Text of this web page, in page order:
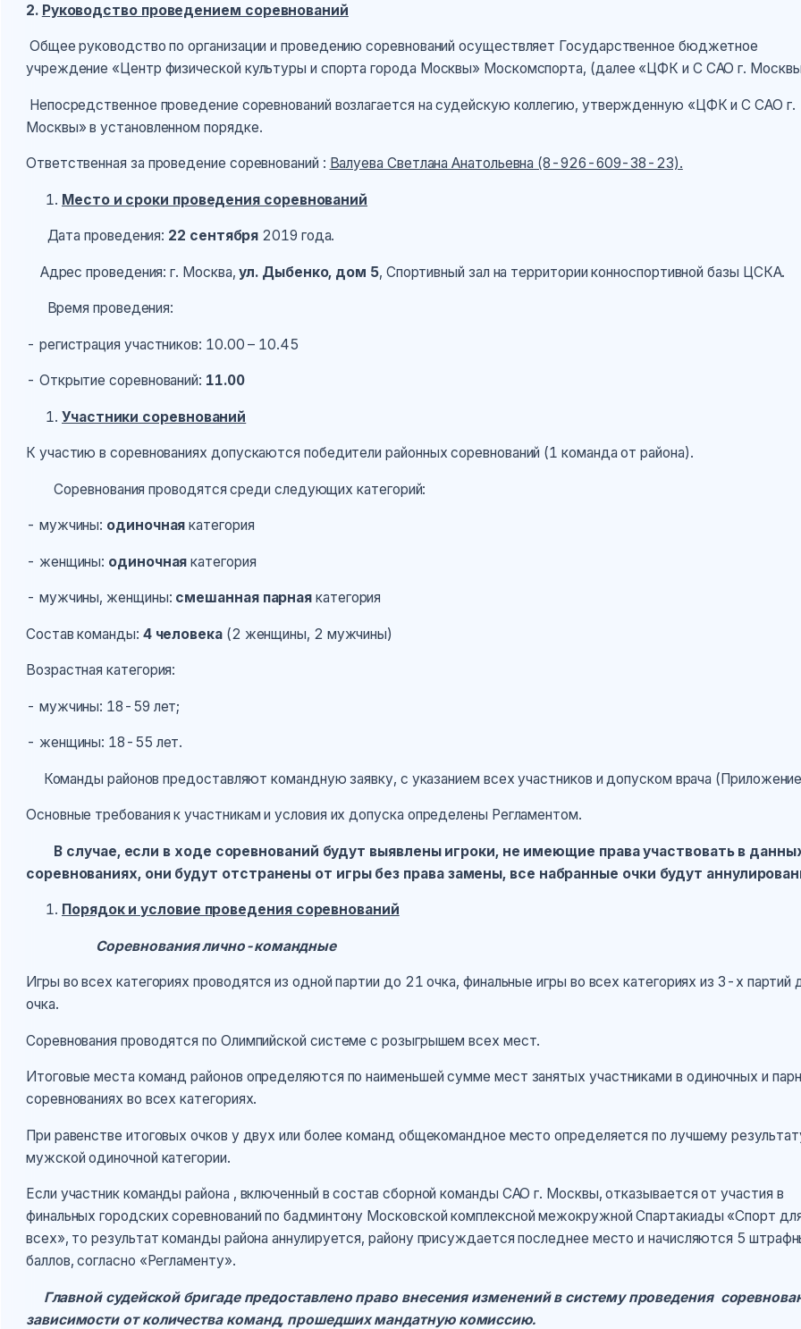
2. Руководство проведением соревнований
Общее руководство по организации и проведению соревнований осуществляет Государственное бюджетное
учреждение «Центр физической культуры и спорта города Москвы» Москомспорта, (далее «ЦФК и С САО г.
Непосредственное проведение соревнований возлагается на судейскую коллегию, утвержденную «ЦФК и С САО г.
Москвы» в установленном порядке.
Ответственная за проведение соревнований : Валуева Светлана Анатольевна (8-926-609-38-23).
Место и сроки проведения соревнований
Дата проведения: 22 сентября 2019 года.
Адрес проведения: г. Москва,ул. Дыбенко, дом 5, Спортивный зал на территории конноспортивной базы ЦСКА.
Время проведения:
- регистрация участников: 10.00 – 10.45
- Открытие соревнований: 11.00
Участники соревнований
К участию в соревнованиях допускаются победители районных соревнований (1 команда от района).
Соревнования проводятся среди следующих категорий:
- мужчины: одиночная категория
- женщины: одиночнаякатегория
- мужчины, женщины: смешанная парнаякатегория
Состав команды: 4 человека(2 женщины, 2 мужчины)
Возрастная категория:
- мужчины: 18-59 лет;
- женщины: 18-55 лет.
Команды районов предоставляют командную заявку, с указанием всех участников и допуском врача
Основные требования к участникам и условия их допуска определены Регламентом.
В случае, если в ходе соревнований будут выявлены игроки, не имеющие права участвовать в
соревнованиях, они будут отстранены от игры без права замены, все набранные очки будут
Порядок и условие проведения соревнований
Соревнования лично-командные
Игры во всех категориях проводятся из одной партии до 21 очка, финальные игры во всех категориях из 3-х партий
очка.
Соревнования проводятся по Олимпийской системе с розыгрышем всех мест.
Итоговые места команд районов определяются по наименьшей сумме мест занятых участниками в одиночных и
соревнованиях во всех категориях.
При равенстве итоговых очков у двух или более команд общекомандное место определяется по лучшему
мужской одиночной категории.
Если участник команды района , включенный в состав сборной команды САО г. Москвы, отказывается от участия в
финальных городских соревнований по бадминтону Московской комплексной межокружной Спартакиады «Спорт
всех», то результат команды района аннулируется, району присуждается последнее место и начисляются 5
баллов, согласно «Регламенту».
Главной судейской бригаде предоставлено право внесения изменений в систему проведения
зависимости от количества команд, прошедших мандатную комиссию.